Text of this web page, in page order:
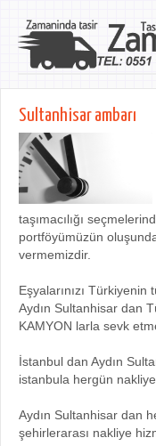
Sultanhisar ambarı
taşımacılığı
portföyümüzün
vermemizdir.
Eşyalarınızı
Aydın Sultanhisar dan
KAMYON larla sevk
İstanbul dan Aydın
istanbula hergün
Aydın Sultanhisar dan
şehirlerarası nakliye